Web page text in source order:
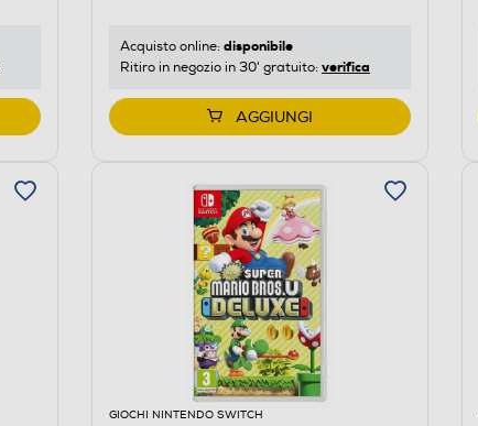
Acquisto online: disponibile
Ritiro in negozio in 30' gratuito: verifica
AGGIUNGI
GIOCHI NINTENDO SWITCH